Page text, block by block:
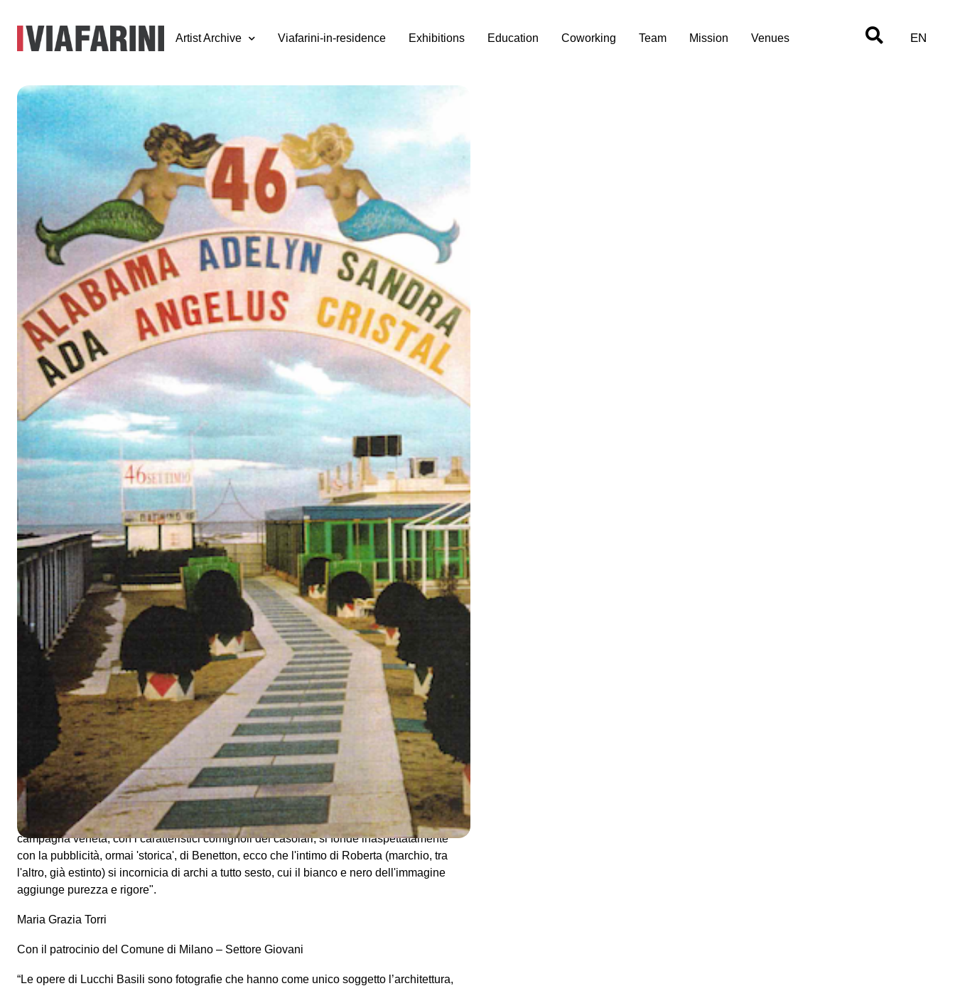
Artist Archive Viafarini-in-residence Exhibitions Education Coworking Team Mission Venues EN
Lorenza Lucchi
Basili, Michele
Morosinotto,
Gregorio Paonessa,
Synthex, Quattro
teorie sul paesaggio
11 maggio - 4 giugno 1999
a cura di Maria Grazia Torri
"Si propone un confronto tra quattro autori, seguendo le loro ipotesi di ricerca sul
paesaggio urbano. Diversi sono gli approcci e i modi di lettura della vita urbana e del
territorio da parte di essi. Anche i luoghi esplorati sono differenti. Divertimento da una
parte e tessuto metropolitano dall'altra. Unico comune denominatore la fotografia.
Il divertimento per Synthex e Paonessa è il luogo privilegiato delle esplorazioni. Per il
primo si tratta delle spiagge adriatiche, fotografate in progressione di numero, così
come si presentano, in effetti, gli stabilimenti balneari, tuttavia stranamente svuotati
dalla presenza umana che le affolla nell'estate e minacciati da strane meteorologie,
poco favorevoli al turismo. Per il secondo si tratta di scandagliare la vita nei luoghi di
terapia di massa, terme, piscine, oasi del benessere collettivo, che, a loro volta, sono
diventate nuovi panorami del quotidiano, nonché oggetto di consacrazione estetica
oltre che salutista. I gesti, le persone, le cose sono dettagliati nella loro totale
naturalezza e libertà.Lorenza Lucchi Basili
ci parla di architetture diverse, dovute a
sogni ipnotici che tutti noi facciamo, andando per le strade di una città. Magari cercando
un ristorante, o in attesa dell'autobus, o in fila, o da qualche altra parte, attimi non
importanti nell'economia del gesto e tuttavia magici, in cui ci incanta il disegno di
un'impalcatura, la gabbia di una finestra, il modulo architettonico di una facciata, su cui
ci troviamo a insistere con lo sguardo, senza accorgerci. Morosinotto, invece, ha una
sua misura classica nel vedere i contrasti, che lo qualifica come discendente di
quell'area culturale palladiana che, in Italia, collochiamo nel NordEst. Ed ecco che la
campagna veneta, con i caratteristici comignoli dei casolari, si fonde inaspettatamente
con la pubblicità, ormai 'storica', di Benetton, ecco che l'intimo di Roberta (marchio, tra
l'altro, già estinto) si incornicia di archi a tutto sesto, cui il bianco e nero dell'immagine
aggiunge purezza e rigore".
Maria Grazia Torri
Con il patrocinio del Comune di Milano – Settore Giovani
“Le opere di Lucchi Basili sono fotografie che hanno come unico soggetto l’architettura,